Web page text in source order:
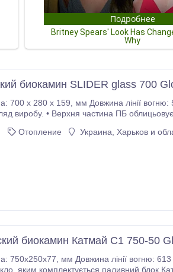
биокамин SLIDER glass 700
500 мм • Особливістю даної моделі є винятковий дизайнерський
виробу. • Верхня частина ПБ
як у дров'яному каміні.
Отопление Украина, Харьков и
биокамин Катмай C1 750-50
3000 Ватт Перевагою представленої моделі є
дизайн вашого